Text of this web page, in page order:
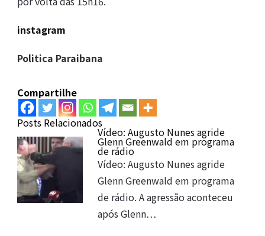
instagram
Politica Paraibana
Compartilhe
Posts Relacionados
Vídeo: Augusto Nunes agride
Glenn Greenwald em programa
de rádio
Vídeo: Augusto Nunes agride
Glenn Greenwald em programa
de rádio. A agressão aconteceu
após Glenn…